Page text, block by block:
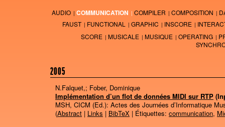
AUDIO COMMUNICATION COMPILER COMPOSITION
FAUST
FUNCTIONAL GRAPHIC INSCORE
SCORE
MUSICALE MUSIQUE OPERATING
2005
N.Falquet,; Fober, Dominique
Implémentation d’un flot de données MIDI sur RTP
MSH, CICM (Ed.): Actes des Journées d’Informatique
(Abstract | Links | BibTeX | Étiquettes: communication,